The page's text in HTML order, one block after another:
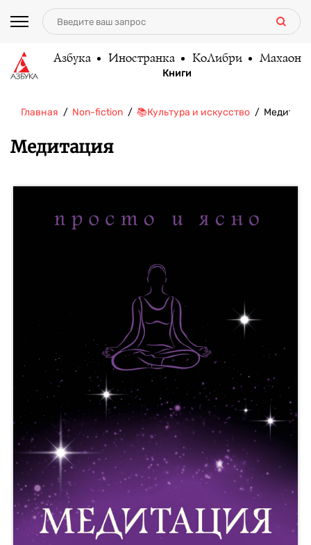
Азбука Иностранка КоЛибри Махаон
Книги
Главная Non-fiction 📚Культура и искусство
Медитация